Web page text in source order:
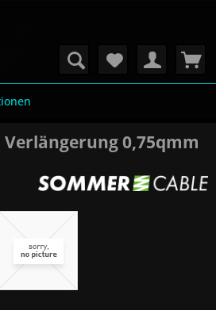
0,75qmm